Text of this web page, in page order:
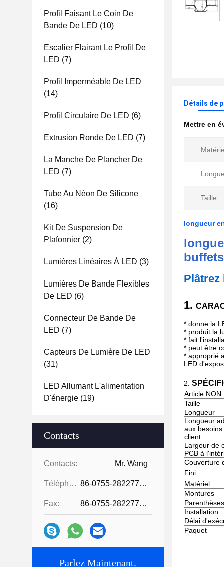
Profil Faisant Le Coin De
Bande De LED (10)
Escalier Flairant Le Profil De
LED (7)
Profil Imperméable De LED
(14)
Profil Circulaire De LED (6)
Extrusion Ronde De LED (7)
La Manche De Plancher De
LED (7)
Tube Au Néon De Silicone
(16)
Kit De Suspension De
Plafonnier (2)
Lumières Linéaires À LED (3)
Lumières De Bande Flexibles
De LED (6)
Connecteur De Bande De
LED (7)
Capteurs De Lumière De LED
(31)
LED Allumant L'alimentation
D'énergie (19)
Contacts
Contacts: Mr. Wang
Téléphone: 86-0755-28227709
Fax: 86-0755-28227709
Parlez Maintenant.
Détails de
Mettre en
Taille:
longueur
buffets
Plâtrez
1.
* donne la
* produit la
* fait
* peut être
* approprié
LED
2.
Article NON.
Taille
Longueur
Longueur
aux besoins
client
Largeur de
PCB à
Couverture
Fini
Matériel
Montures
Parenthèses
Installation
Délai
Paquet